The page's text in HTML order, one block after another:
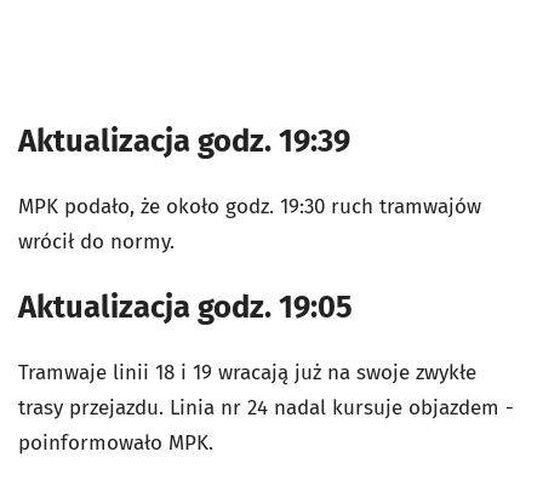
Aktualizacja godz. 19:39
MPK podało, że około godz. 19:30 ruch tramwajów
wrócił do normy.
Aktualizacja godz. 19:05
Tramwaje linii 18 i 19 wracają już na swoje zwykłe
trasy przejazdu. Linia nr 24 nadal kursuje objazdem -
poinformowało MPK.